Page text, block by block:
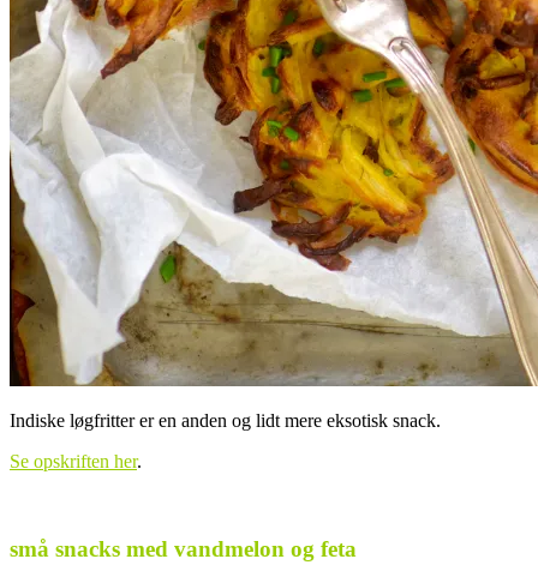
Indiske løgfritter er en anden og lidt mere eksotisk snack.
Se opskriften her.
små snacks med vandmelon og feta